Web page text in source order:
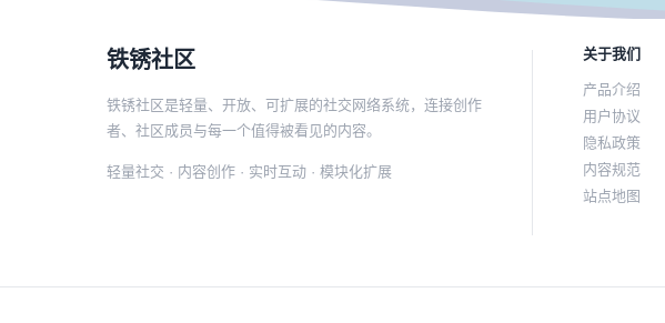
铁锈社区
铁锈社区是轻量、开放、可扩展的社交网络系统，连接创作
者、社区成员与每一个值得被看见的内容。
轻量社交 · 内容创作 · 实时互动 · 模块化扩展
关于我们
产品介绍
用户协议
隐私政策
内容规范
站点地图